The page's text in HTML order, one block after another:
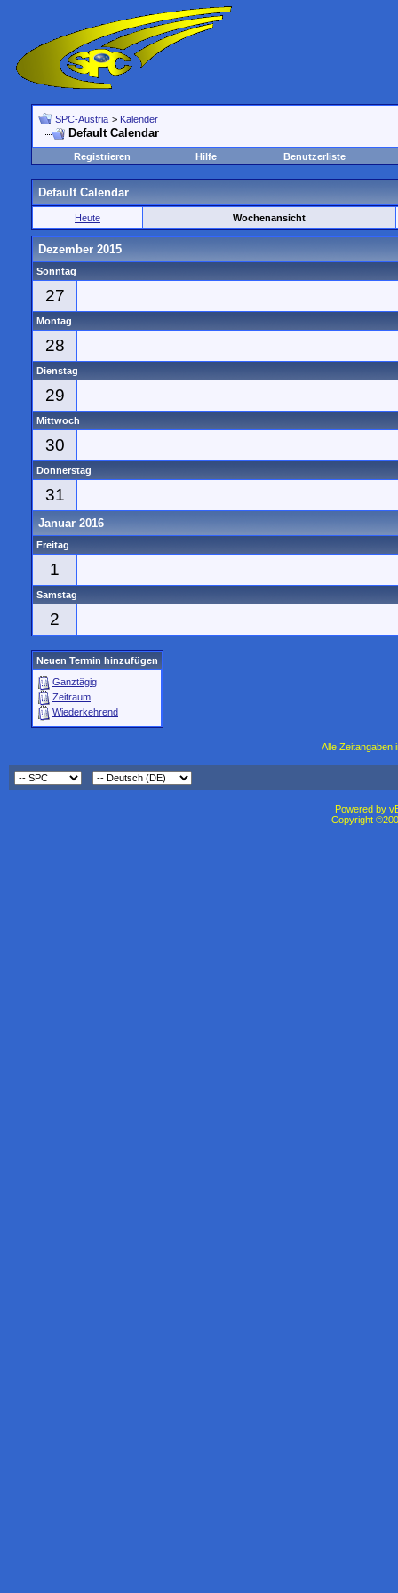
SPC-Austria > Kalender
Default Calendar
Registrieren Hilfe Benutzerliste
Default Calendar
Heute Wochenansicht
Dezember 2015
Sonntag
27
Montag
28
Dienstag
29
Mittwoch
30
Donnerstag
31
Januar 2016
Freitag
1
Samstag
2
Neuen Termin hinzufügen
Ganztägig
Zeitraum
Wiederkehrend
Alle Zeitangaben
Powered by
Copyright